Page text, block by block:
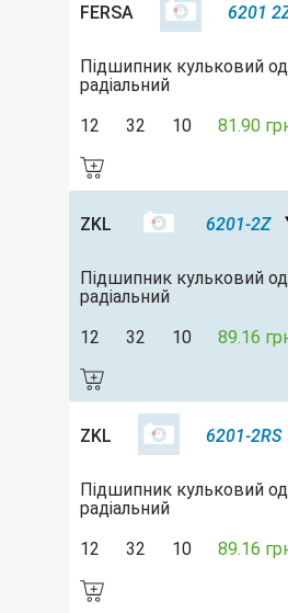
FERSA 6201
Підшипник кульковий
радіальний
12
32 10 81.90
ZKL 6201-2Z
Підшипник кульковий
радіальний
12
32 10 89.16
ZKL 6201-2RS
Підшипник кульковий
радіальний
12
32 10 89.16